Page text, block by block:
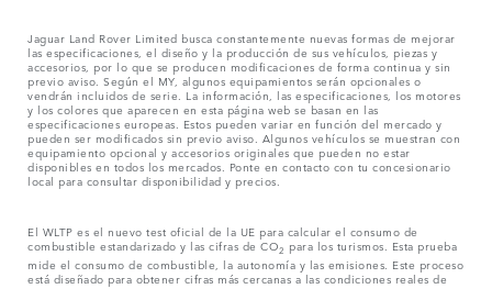
Jaguar Land Rover Limited busca constantemente nuevas formas de mejorar
las especificaciones, el diseño y la producción de sus vehículos, piezas y
accesorios, por lo que se producen modificaciones de forma continua y sin
previo aviso. Según el MY, algunos equipamientos serán opcionales o
vendrán incluidos de serie. La información, las especificaciones, los motores
y los colores que aparecen en esta página web se basan en las
especificaciones europeas. Estos pueden variar en función del mercado y
pueden ser modificados sin previo aviso. Algunos vehículos se muestran con
equipamiento opcional y accesorios originales que pueden no estar
disponibles en todos los mercados. Ponte en contacto con tu concesionario
local para consultar disponibilidad y precios.
El WLTP es el nuevo test oficial de la UE para calcular el consumo de
combustible estandarizado y las cifras de CO2 para los turismos. Esta prueba
mide el consumo de combustible, la autonomía y las emisiones. Este proceso
está diseñado para obtener cifras más cercanas a las condiciones reales de